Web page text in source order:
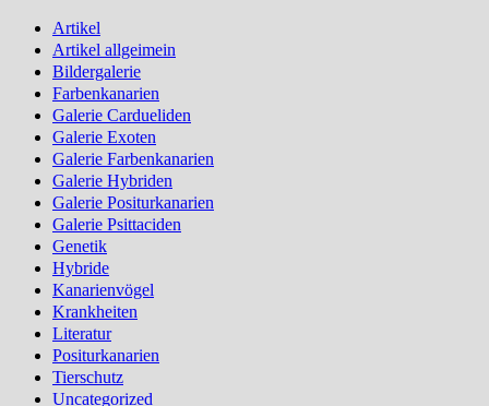
Artikel
Artikel allgeimein
Bildergalerie
Farbenkanarien
Galerie Cardueliden
Galerie Exoten
Galerie Farbenkanarien
Galerie Hybriden
Galerie Positurkanarien
Galerie Psittaciden
Genetik
Hybride
Kanarienvögel
Krankheiten
Literatur
Positurkanarien
Tierschutz
Uncategorized